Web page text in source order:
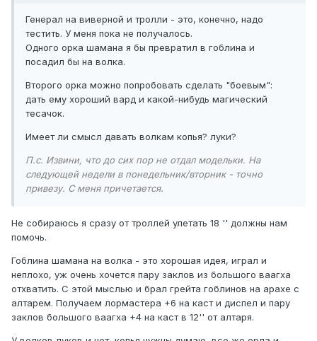
Генерал на виверной и тролли - это, конечно, надо
тестить. У меня пока не получалось.
Одного орка шамана я бы превратил в гоблина и
посадил бы на волка.
Второго орка можно попробовать сделать "боевым":
дать ему хороший вард и какой-нибудь магический
тесачок.
Имеет ли смысл давать волкам копья? луки?
П.с. Извини, что до сих пор не отдал модельки. На
следующей недели в понедельник/вторник - точно
привезу. С меня причетается.
Не собираюсь я сразу от троллей улетать 18 '' должны нам
помочь.
Гоблина шамана на волка - это хорошая идея, играл и
неплохо, уж очень хочется пару заклов из большого ваагха
отхватить. С этой мыслью и брал грейта гоблинов на арахе с
алтарем. Получаем лормастера +6 на каст и диспел и пару
заклов большого ваагха +4 на каст в 12'' от алтаря.